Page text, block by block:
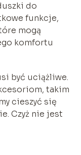
do
funkcje,
mogą
komfortu
być uciążliwe.
takim
cieszyć się
Czyż nie jest